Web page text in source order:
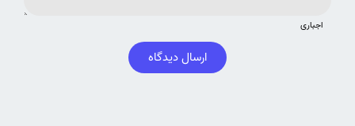
اجباری
ارسال دیدگاه